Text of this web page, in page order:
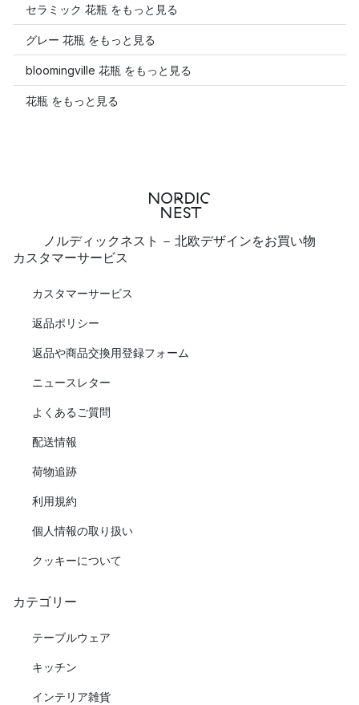
セラミック 花瓶 をもっと見る
グレー 花瓶 をもっと見る
bloomingville 花瓶 をもっと見る
花瓶 をもっと見る
ノルディックネスト - 北欧デザインをお買い物
カスタマーサービス
カスタマーサービス
返品ポリシー
返品や商品交換用登録フォーム
ニュースレター
よくあるご質問
配送情報
荷物追跡
利用規約
個人情報の取り扱い
クッキーについて
カテゴリー
テーブルウェア
キッチン
インテリア雑貨